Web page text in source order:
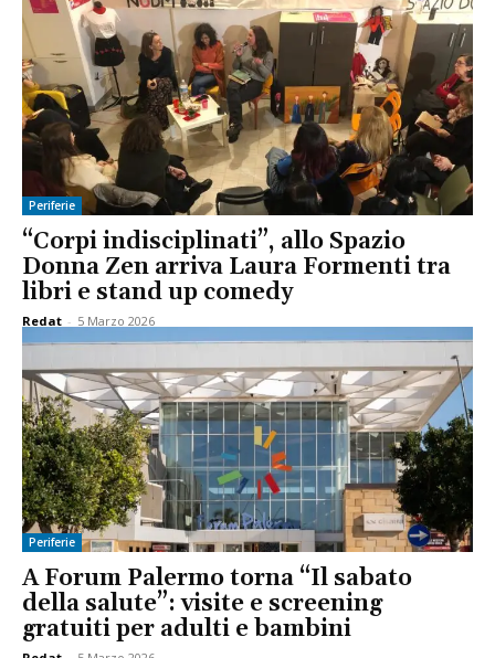
Periferie
“Corpi indisciplinati”, allo Spazio
Donna Zen arriva Laura Formenti tra
libri e stand up comedy
Redat - 5 Marzo 2026
Periferie
A Forum Palermo torna “Il sabato
della salute”: visite e screening
gratuiti per adulti e bambini